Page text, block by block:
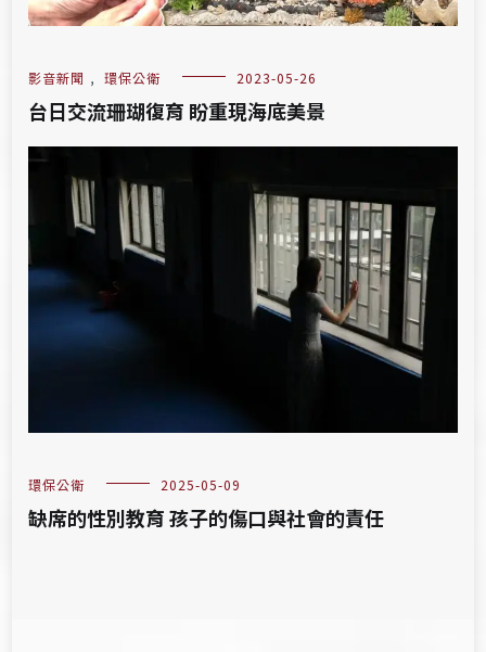
影音新聞 , 環保公衛 2023-05-26
台日交流珊瑚復育 盼重現海底美景
環保公衛 2025-05-09
缺席的性別教育 孩子的傷口與社會的責任